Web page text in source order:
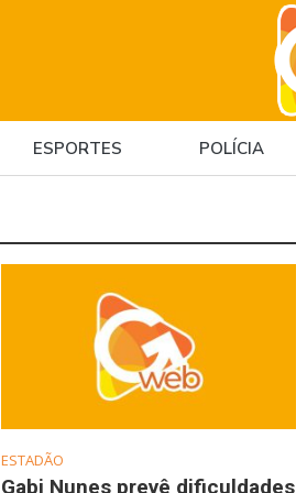
ESPORTES POLÍCIA
ESTADÃO
Gabi Nunes prevê dificuldades